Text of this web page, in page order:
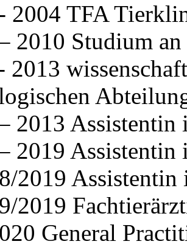
2004 TFA
2010 Studium
2013
2013
2019
2019
2019
General